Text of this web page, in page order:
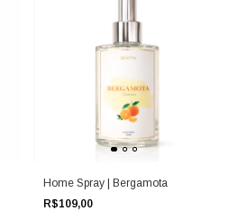
Home Spray | Bergamota
R$109,00